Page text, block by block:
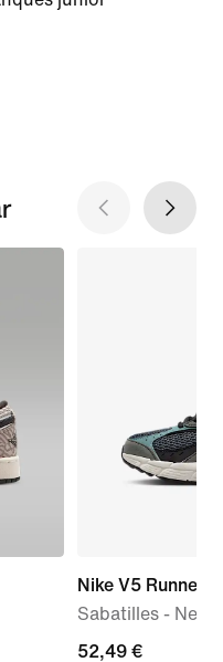
Nike V5 Runner
Sabatilles - Nen/
current
52,49 €